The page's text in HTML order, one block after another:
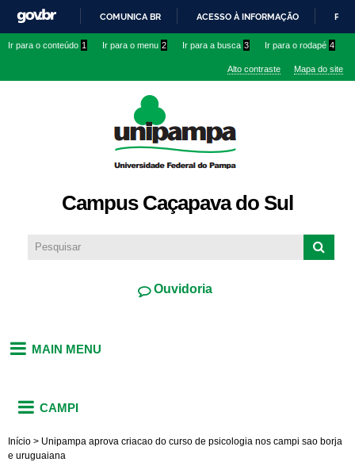
conteúdo
IR
O
COMUNICA BR ACESSO À INFORMAÇÃO
Ir para o conteúdo 1 Ir para o menu 2 Ir para a busca 3 Ir para o rodapé 4
Alto contraste Mapa do site
Campus Caçapava do Sul
Ouvidoria
MAIN MENU
CAMPI
Início > Unipampa aprova criacao do curso de psicologia nos campi sao borja
e uruguaiana